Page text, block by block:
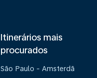
Itinerários mais
procurados
São Paulo - Amsterdã